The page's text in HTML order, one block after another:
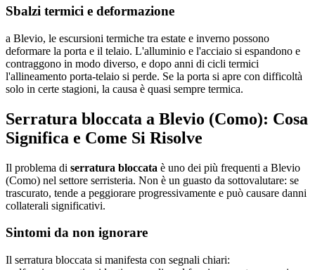
Sbalzi termici e deformazione
a Blevio, le escursioni termiche tra estate e inverno possono
deformare la porta e il telaio. L'alluminio e l'acciaio si espandono e
contraggono in modo diverso, e dopo anni di cicli termici
l'allineamento porta-telaio si perde. Se la porta si apre con difficoltà
solo in certe stagioni, la causa è quasi sempre termica.
Serratura bloccata a Blevio (Como): Cosa
Significa e Come Si Risolve
Il problema di serratura bloccata è uno dei più frequenti a Blevio
(Como) nel settore serristeria. Non è un guasto da sottovalutare: se
trascurato, tende a peggiorare progressivamente e può causare danni
collaterali significativi.
Sintomi da non ignorare
Il serratura bloccata si manifesta con segnali chiari: